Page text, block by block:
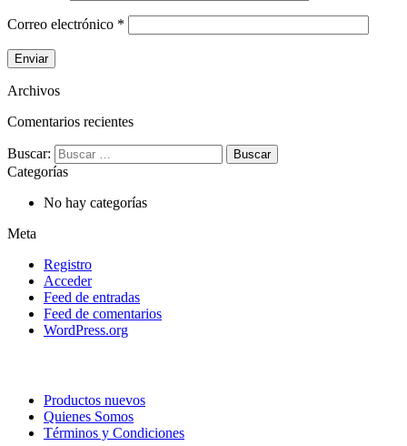
Correo electrónico *
Archivos
Comentarios recientes
Buscar:
Categorías
No hay categorías
Meta
Registro
Acceder
Feed de entradas
Feed de comentarios
WordPress.org
Productos nuevos
Quienes Somos
Términos y Condiciones